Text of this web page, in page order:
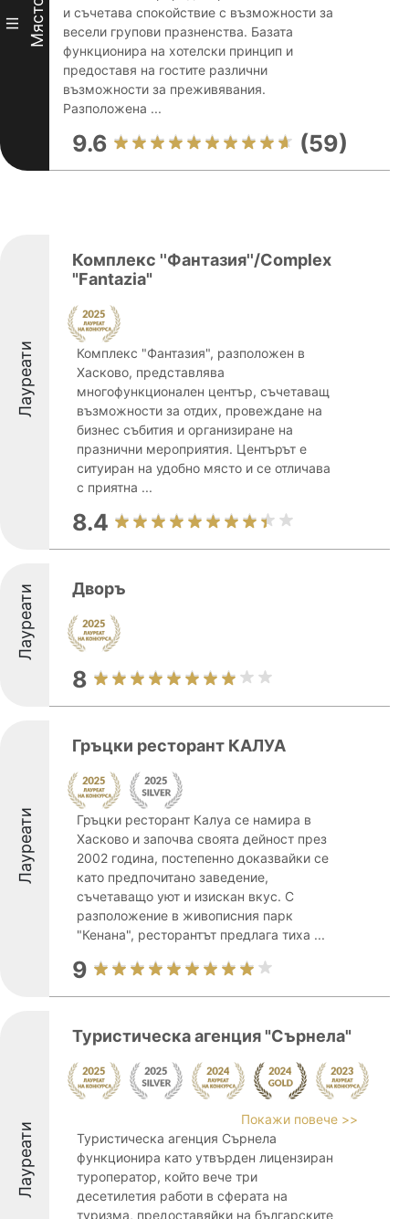
III Място
и съчетава спокойствие с възможности за
весели групови празненства. Базата
функционира на хотелски принцип и
предоставя на гостите различни
възможности за преживявания.
Разположена ...
9.6 (59)
Лауреати
Комплекс ''Фантазия''/Complex
"Fantazia"
Комплекс "Фантазия", разположен в
Хасково, представлява
многофункционален център, съчетаващ
възможности за отдих, провеждане на
бизнес събития и организиране на
празнични мероприятия. Центърът е
ситуиран на удобно място и се отличава
с приятна ...
8.4
Лауреати Дворъ
8
Лауреати
Гръцки ресторант КАЛУА
Гръцки ресторант Калуа се намира в
Хасково и започва своята дейност през
2002 година, постепенно доказвайки се
като предпочитано заведение,
съчетаващо уют и изискан вкус. С
разположение в живописния парк
"Кенана", ресторантът предлага тиха ...
9
Лауреати
Туристическа агенция "Сърнела"
Покажи повече >>
Туристическа агенция Сърнела
функционира като утвърден лицензиран
туроператор, който вече три
десетилетия работи в сферата на
туризма, предоставяйки на българските